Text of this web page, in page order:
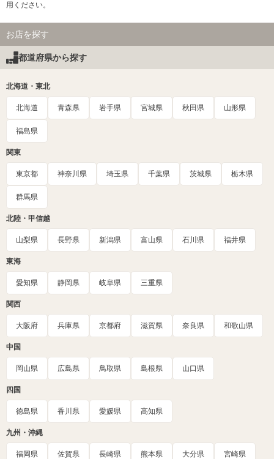
用ください。
お店を探す
都道府県から探す
北海道・東北
北海道 青森県 岩手県 宮城県 秋田県 山形県
福島県
関東
東京都 神奈川県 埼玉県 千葉県 茨城県 栃木県
群馬県
北陸・甲信越
山梨県 長野県 新潟県 富山県 石川県 福井県
東海
愛知県 静岡県 岐阜県 三重県
関西
大阪府 兵庫県 京都府 滋賀県 奈良県 和歌山県
中国
岡山県 広島県 鳥取県 島根県 山口県
四国
徳島県 香川県 愛媛県 高知県
九州・沖縄
福岡県 佐賀県 長崎県 熊本県 大分県 宮崎県